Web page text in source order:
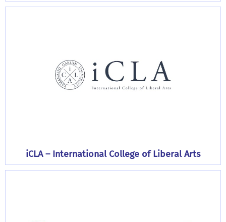
iCLA – International College of Liberal Arts